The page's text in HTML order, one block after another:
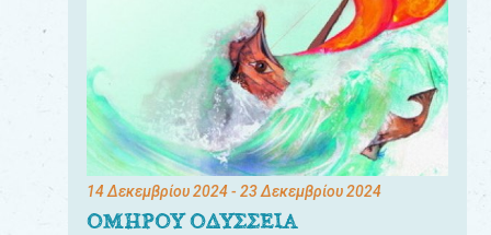
14 Δεκεμβρίου 2024- 23 Δεκεμβρίου 2024
ΟΜΗΡΟΥ ΟΔΥΣΣΕΙΑ